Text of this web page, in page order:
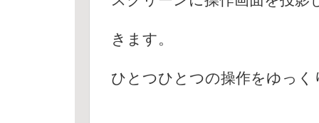
きます。
ひとつひとつの操作をゆっ